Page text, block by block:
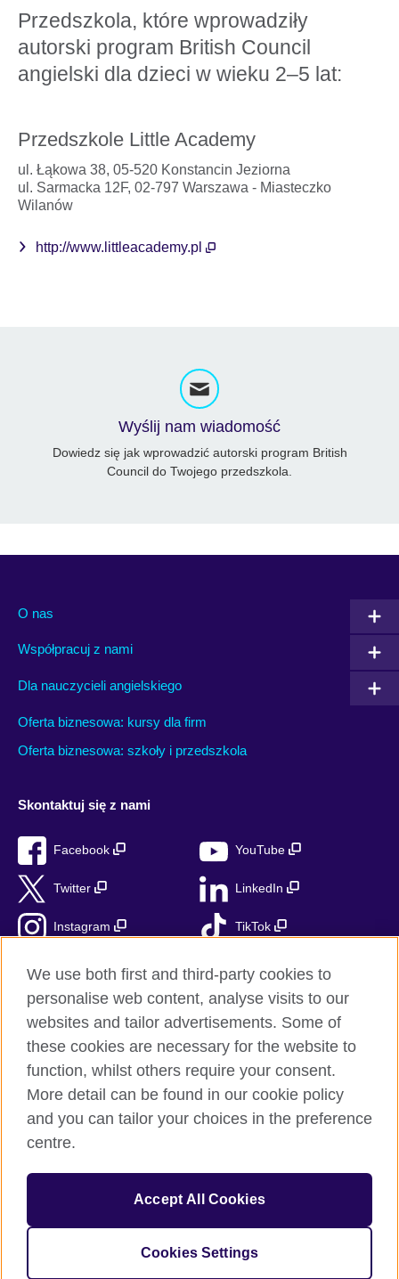
Przedszkola, które wprowadziły
autorski program British Council
angielski dla dzieci w wieku 2–5 lat:
Przedszkole Little Academy
ul. Łąkowa 38, 05-520 Konstancin Jeziorna
ul. Sarmacka 12F, 02-797 Warszawa - Miasteczko
Wilanów
http://www.littleacademy.pl
Wyślij nam wiadomość
Dowiedz się jak wprowadzić autorski program British
Council do Twojego przedszkola.
O nas
Współpracuj z nami
Dla nauczycieli angielskiego
Oferta biznesowa: kursy dla firm
Oferta biznesowa: szkoły i przedszkola
Skontaktuj się z nami
Facebook YouTube
Twitter LinkedIn
Instagram TikTok
British Council globalnie
Prywatność i warunki użytkowania
Mapa strony
© 2026 British Council
British Council jest międzynarodową organizacją reprezentującą
We use both first and third-party cookies to
personalise web content, analyse visits to our
websites and tailor advertisements. Some of
these cookies are necessary for the website to
function, whilst others require your consent.
More detail can be found in our cookie policy
and you can tailor your choices in the preference
centre.
Accept All Cookies
Cookies Settings